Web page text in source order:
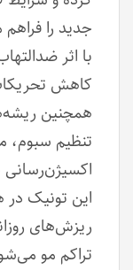
جدید را
با اثر
همچنین
تنظیم سبوم،
اکسیژن‌رسانی
این تونیک
ریزش‌های
تراکم مو